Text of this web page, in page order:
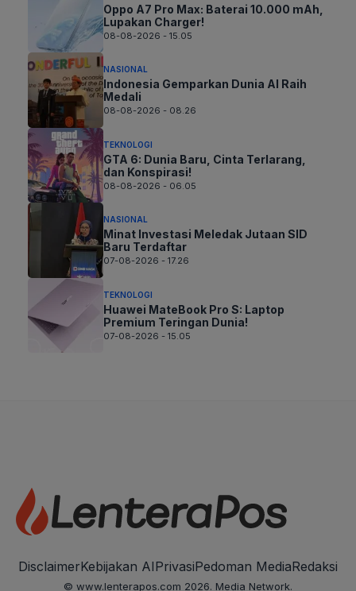
Oppo A7 Pro Max: Baterai 10.000 mAh,
Lupakan Charger!
08-08-2026 - 15.05
NASIONAL
Indonesia Gemparkan Dunia AI Raih
Medali
08-08-2026 - 08.26
TEKNOLOGI
GTA 6: Dunia Baru, Cinta Terlarang,
dan Konspirasi!
08-08-2026 - 06.05
NASIONAL
Minat Investasi Meledak Jutaan SID
Baru Terdaftar
07-08-2026 - 17.26
TEKNOLOGI
Huawei MateBook Pro S: Laptop
Premium Teringan Dunia!
07-08-2026 - 15.05
DisclaimerKebijakan AIPrivasiPedoman MediaRedaksi
© www.lenterapos.com 2026. Media Network.